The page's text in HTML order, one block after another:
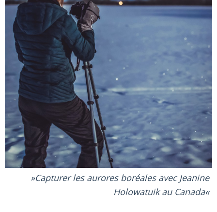
Capturer les aurores boréales avec Jeanine
Holowatuik au Canada